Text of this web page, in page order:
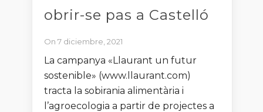
obrir-se pas a Castelló
On 7 diciembre, 2021
La campanya «Llaurant un futur
sostenible» (www.llaurant.com)
tracta la sobirania alimentària i
l’agroecologia a partir de projectes a